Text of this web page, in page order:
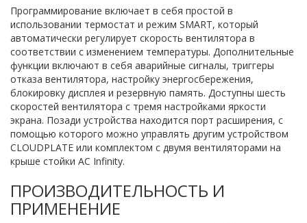
Программирование включает в себя простой в
использовании термостат и режим SMART, который
автоматически регулирует скорость вентилятора в
соответствии с изменением температуры. Дополнительные
функции включают в себя аварийные сигналы, триггеры
отказа вентилятора, настройку энергосбережения,
блокировку дисплея и резервную память. Доступны шесть
скоростей вентилятора с тремя настройками яркости
экрана. Позади устройства находится порт расширения, с
помощью которого можно управлять другим устройством
CLOUDPLATE или комплектом с двумя вентиляторами на
крыше стойки AC Infinity.
ПРОИЗВОДИТЕЛЬНОСТЬ И
ПРИМЕНЕНИЕ